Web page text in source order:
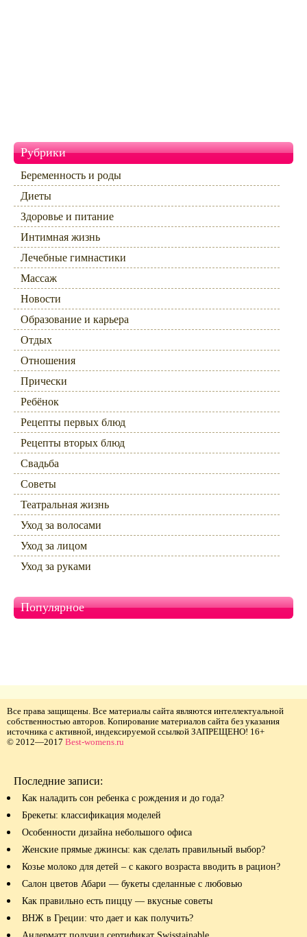
Рубрики
Беременность и роды
Диеты
Здоровье и питание
Интимная жизнь
Лечебные гимнастики
Массаж
Новости
Образование и карьера
Отдых
Отношения
Прически
Ребёнок
Рецепты первых блюд
Рецепты вторых блюд
Свадьба
Советы
Театральная жизнь
Уход за волосами
Уход за лицом
Уход за руками
Популярное
Все права защищены. Все материалы сайта являются интеллектуальной
собственностью авторов. Копирование материалов сайта без указания
источника с активной, индексируемой ссылкой ЗАПРЕЩЕНО! 16+
© 2012—2017 Best-womens.ru
Последние записи:
Как наладить сон ребенка с рождения и до года?
Брекеты: классификация моделей
Особенности дизайна небольшого офиса
Женские прямые джинсы: как сделать правильный выбор?
Козье молоко для детей – с какого возраста вводить в рацион?
Салон цветов Абари — букеты сделанные с любовью
Как правильно есть пиццу — вкусные советы
ВНЖ в Греции: что дает и как получить?